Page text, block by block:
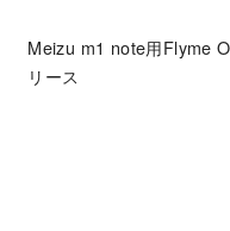
Meizu m1 note用Flyme
リース